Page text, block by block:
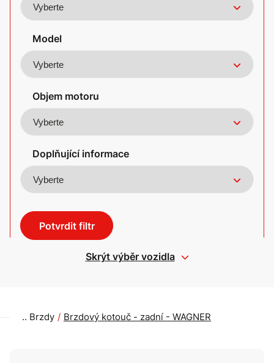
Model
Objem motoru
Doplňující informace
Potvrdit filtr
Skrýt výběr vozidla
Brzdy Brzdový kotouč - zadní - WAGNER